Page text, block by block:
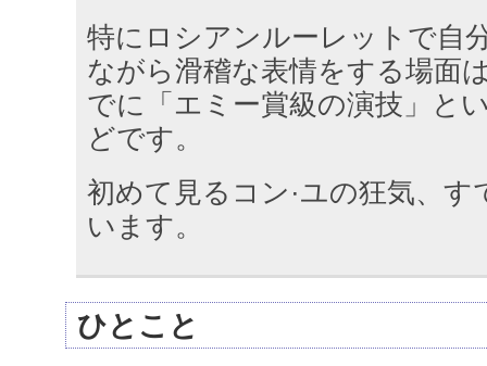
特にロシアンルーレットで自
ながら滑稽な表情をする場面
でに「エミー賞級の演技」と
どです。
初めて見るコン·ユの狂気、す
います。
ひとこと